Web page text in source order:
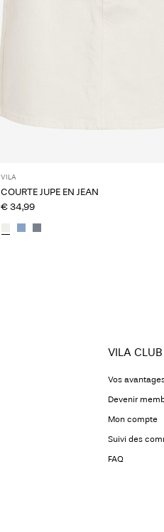
VILA
COURTE JUPE EN JEAN
€ 34,99
VILA CLUB
Vos
Devenir
Mon compte
Suivi des
FAQ